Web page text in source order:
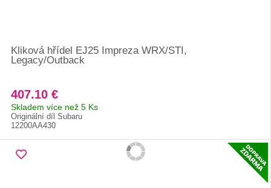
Kliková hřídel EJ25 Impreza WRX/STI,
Legacy/Outback
407.10 €
Skladem více než 5 Ks
Originální díl Subaru
12200AA430